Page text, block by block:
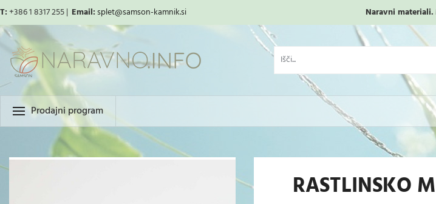
T:+386 1 8317 255 | Email:splet@samson-kamnik.si Naravni materiali.
Prodajni program
RASTLINSKO